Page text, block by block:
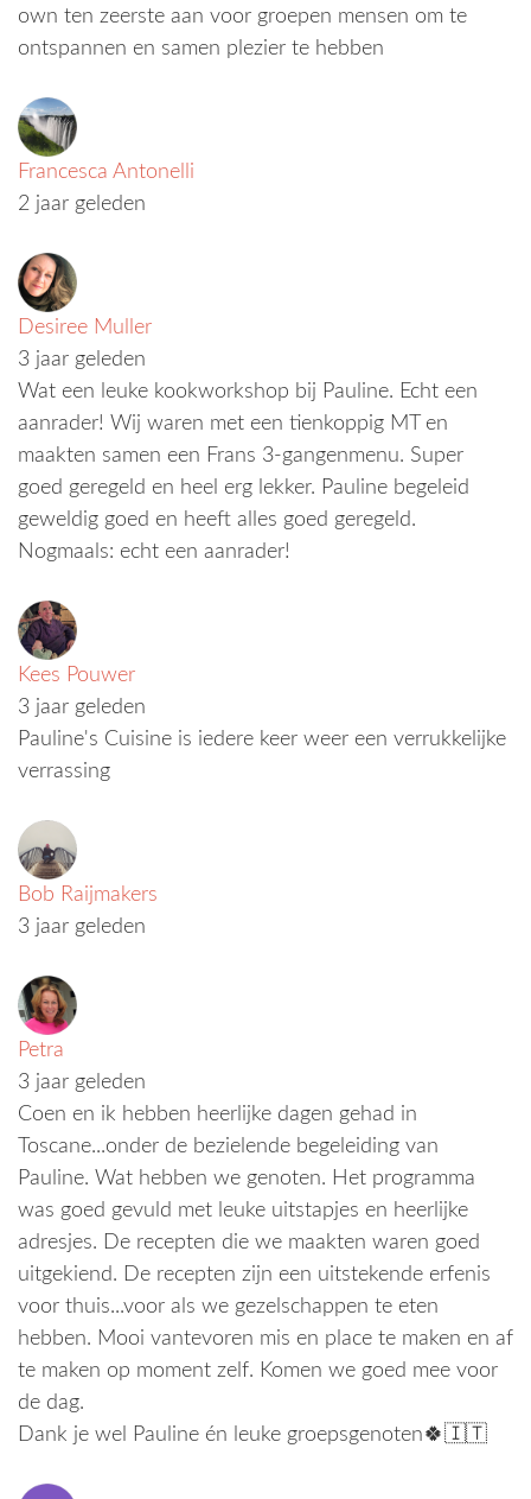
own ten zeerste aan voor groepen mensen om te
ontspannen en samen plezier te hebben
Francesca Antonelli
2 jaar geleden
Desiree Muller
3 jaar geleden
Wat een leuke kookworkshop bij Pauline. Echt een
aanrader! Wij waren met een tienkoppig MT en
maakten samen een Frans 3-gangenmenu. Super
goed geregeld en heel erg lekker. Pauline begeleid
geweldig goed en heeft alles goed geregeld.
Nogmaals: echt een aanrader!
Kees Pouwer
3 jaar geleden
Pauline's Cuisine is iedere keer weer een verrukkelijke
verrassing
Bob Raijmakers
3 jaar geleden
Petra
3 jaar geleden
Coen en ik hebben heerlijke dagen gehad in
Toscane...onder de bezielende begeleiding van
Pauline. Wat hebben we genoten. Het programma
was goed gevuld met leuke uitstapjes en heerlijke
adresjes. De recepten die we maakten waren goed
uitgekiend. De recepten zijn een uitstekende erfenis
voor thuis...voor als we gezelschappen te eten
hebben. Mooi vantevoren mis en place te maken en af
te maken op moment zelf. Komen we goed mee voor
de dag.
Dank je wel Pauline én leuke groepsgenoten🍀🇮🇹